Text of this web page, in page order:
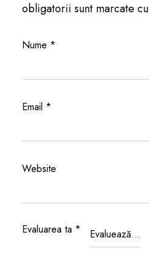
obligatorii sunt marcate cu
Nume *
Email *
Website
Evaluarea ta *